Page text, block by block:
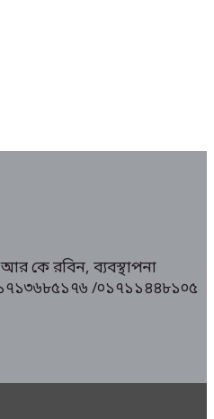
কে রবিন, ব্যবস্থাপনা
০১৭১৩৬৮৫১৭৬ /০১৭১১৪৪৮১০৫